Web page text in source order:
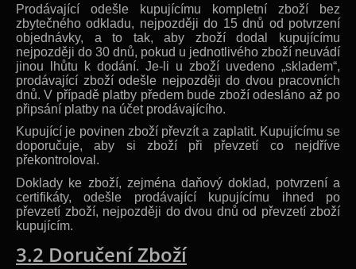
Prodávající odešle kupujícímu kompletní zboží bez
zbytečného odkladu, nejpozději do 15 dnů od potvrzení
objednávky, a to tak, aby zboží dodal kupujícímu
nejpozději do 30 dnů, pokud u jednotlivého zboží neuvádí
jinou lhůtu k dodání. Je-li u zboží uvedeno „skladem“,
prodávající zboží odešle nejpozději do dvou pracovních
dnů. V případě platby předem bude zboží odesláno až po
připsání platby na účet prodávajícího.
Kupující je povinen zboží převzít a zaplatit. Kupujícímu se
doporučuje, aby si zboží při převzetí co nejdříve
překontroloval.
Doklady ke zboží, zejména daňový doklad, potvrzení a
certifikáty, odešle prodávající kupujícímu ihned po
převzetí zboží, nejpozději do dvou dnů od převzetí zboží
kupujícím.
3.2 Doručení Zboží